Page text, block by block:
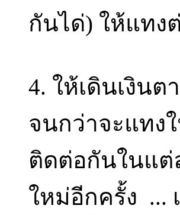
กันได่) ให้แทง
4. ให้เดินเงิน
จนกว่าจะแทง
ติดต่อกันในแต่
ใหม่อีกครั้ง ...